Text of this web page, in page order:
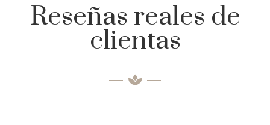
Reseñas reales de
clientas